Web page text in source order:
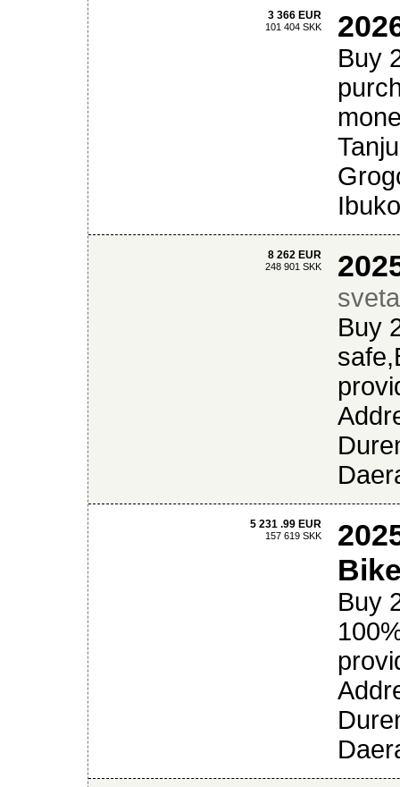
3 366 EUR
101 404 SKK
Buy
8 262 EUR
248 901 SKK
sveta
Buy
5 231 .99 EUR
157 619 SKK
Buy